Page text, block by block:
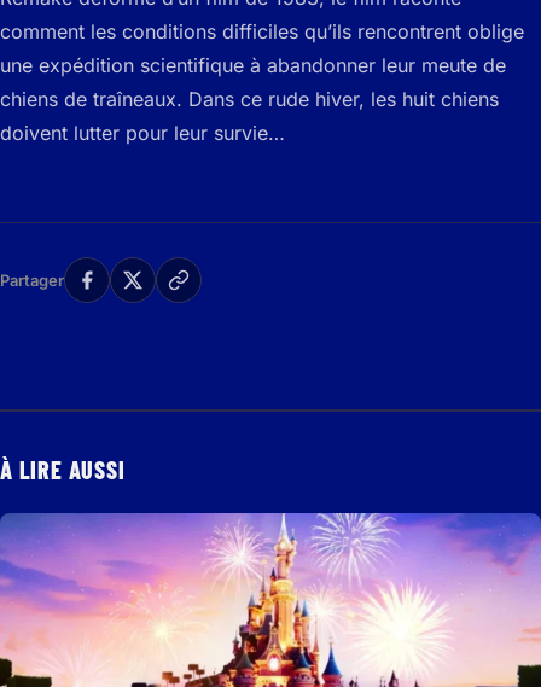
comment les conditions difficiles qu’ils rencontrent oblige
une expédition scientifique à abandonner leur meute de
chiens de traîneaux. Dans ce rude hiver, les huit chiens
doivent lutter pour leur survie…
Partager
À LIRE AUSSI